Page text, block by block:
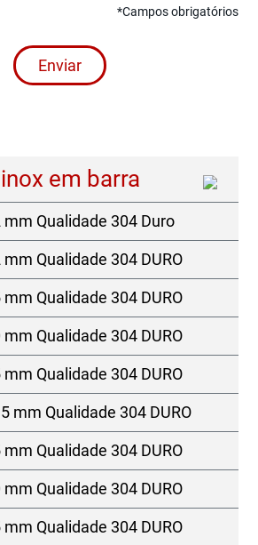
em barra
Qualidade 304 Duro
Qualidade 304 DURO
Qualidade 304 DURO
Qualidade 304 DURO
Qualidade 304 DURO
mm Qualidade 304 DURO
Qualidade 304 DURO
Qualidade 304 DURO
Qualidade 304 DURO
*Campos obrigatórios
Enviar